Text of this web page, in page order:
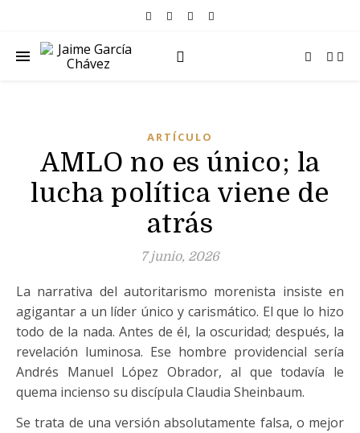
ARTÍCULO
AMLO no es único; la
lucha política viene de
atrás
7 junio, 2026
La narrativa del autoritarismo morenista insiste en
agigantar a un líder único y carismático. El que lo hizo
todo de la nada. Antes de él, la oscuridad; después, la
revelación luminosa. Ese hombre providencial sería
Andrés Manuel López Obrador, al que todavía le
quema incienso su discípula Claudia Sheinbaum.
Se trata de una versión absolutamente falsa, o mejor